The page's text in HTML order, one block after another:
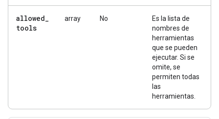
allowed_
tools
array No
Es la lista de
nombres de
herramientas
que se pueden
ejecutar. Si se
omite, se
permiten todas
las
herramientas.